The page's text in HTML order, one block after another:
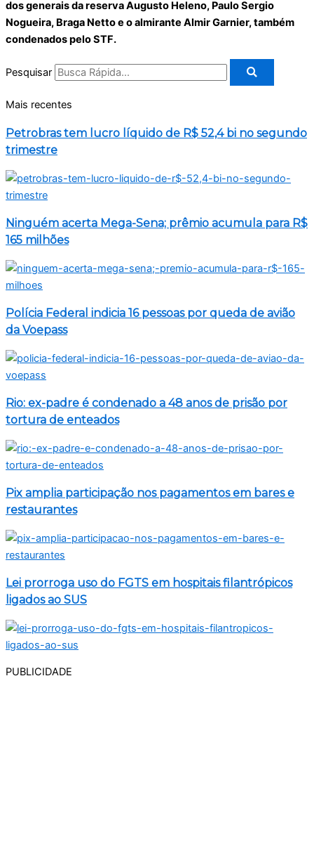
dos generais da reserva Augusto Heleno, Paulo Sergio
Nogueira, Braga Netto e o almirante Almir Garnier, também
condenados pelo STF.
Pesquisar
Mais recentes
Petrobras tem lucro líquido de R$ 52,4 bi no segundo
trimestre
Ninguém acerta Mega-Sena; prêmio acumula para R$
165 milhões
Polícia Federal indicia 16 pessoas por queda de avião
da Voepass
Rio: ex-padre é condenado a 48 anos de prisão por
tortura de enteados
Pix amplia participação nos pagamentos em bares e
restaurantes
Lei prorroga uso do FGTS em hospitais filantrópicos
ligados ao SUS
PUBLICIDADE